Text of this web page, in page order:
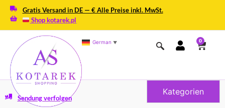
Gratis Versand in DE — € Alle Preise inkl. MwSt.
Shop kotarek.pl
German ▼ 0
Kategorien
Sendung verfolgen